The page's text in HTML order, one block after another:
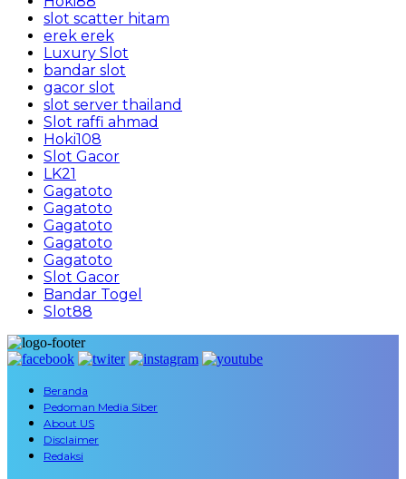
slot scatter hitam
erek erek
Luxury Slot
bandar slot
gacor slot
slot server thailand
Slot raffi ahmad
Hoki108
Slot Gacor
LK21
Gagatoto
Gagatoto
Gagatoto
Gagatoto
Gagatoto
Slot Gacor
Bandar Togel
Slot88
Beranda
Pedoman Media Siber
About US
Disclaimer
Redaksi